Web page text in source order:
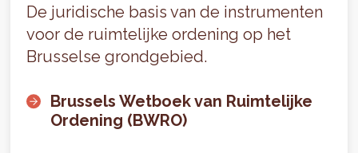
De juridische basis van de instrumenten
voor de ruimtelijke ordening op het
Brusselse grondgebied.
Brussels Wetboek van Ruimtelijke
Ordening (BWRO)